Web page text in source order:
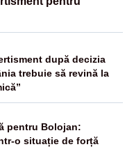
după decizia
trebuie să revină la
pentru Bolojan:
o situație de forță